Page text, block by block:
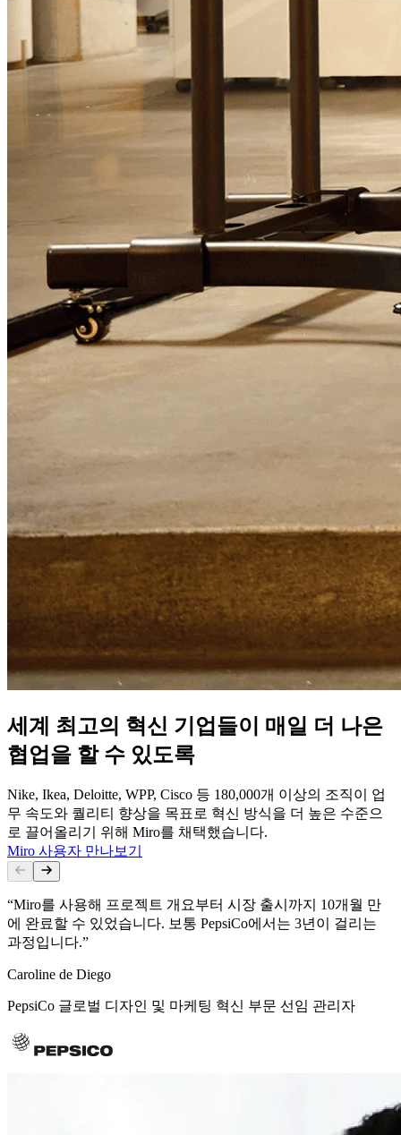
세계 최고의 혁신 기업들이 매일 더 나은
협업을 할 수 있도록
Nike, Ikea, Deloitte, WPP, Cisco 등 180,000개 이상의 조직이 업
무 속도와 퀄리티 향상을 목표로 혁신 방식을 더 높은 수준으
로 끌어올리기 위해 Miro를 채택했습니다.
Miro 사용자 만나보기
“Miro를 사용해 프로젝트 개요부터 시장 출시까지 10개월 만
에 완료할 수 있었습니다. 보통 PepsiCo에서는 3년이 걸리는
과정입니다.”
Caroline de Diego
PepsiCo 글로벌 디자인 및 마케팅 혁신 부문 선임 관리자